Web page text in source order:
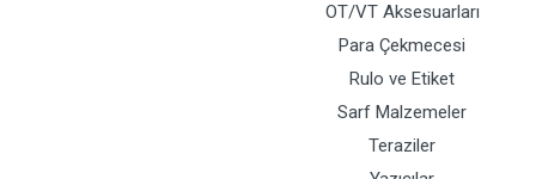
OT/VT Aksesuarları
Para Çekmecesi
Rulo ve Etiket
Sarf Malzemeler
Teraziler